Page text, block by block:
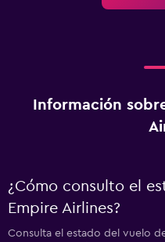
Información
¿Cómo consulto el
Empire Airlines?
Consulta el estado del vuelo